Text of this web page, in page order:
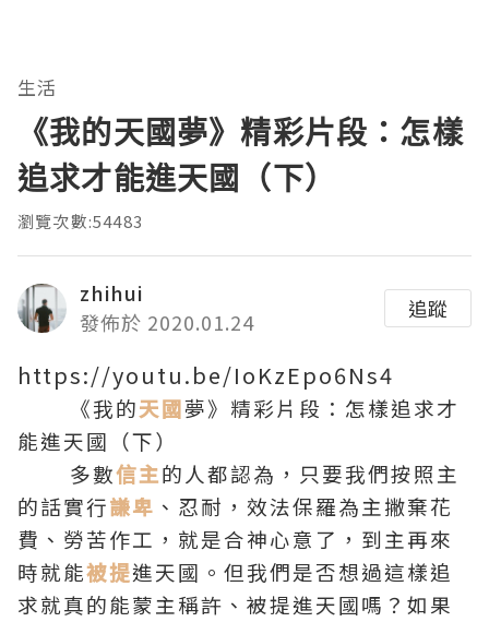
生活
《我的天國夢》精彩片段：怎樣
追求才能進天國（下）
瀏覽次數:54483
zhihui
發佈於 2020.01.24
追蹤
https://youtu.be/IoKzEpo6Ns4
《我的天國夢》精彩片段：怎樣追求才
能進天國（下）
多數信主的人都認為，只要我們按照主
的話實行謙卑 、忍耐，效法保羅為主撇棄花
費、勞苦作工，就是合神心意了，到主再來
時就能被提進天國。但我們是否想過這樣追
求就真的能蒙主稱許、被提進天國嗎？如果